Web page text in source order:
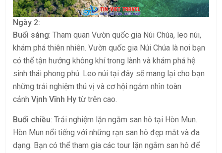
Ngày 2:
Buổi sáng: Tham quan Vườn quốc gia Núi Chúa, leo núi,
khám phá thiên nhiên. Vườn quốc gia Núi Chúa là nơi bạn
có thể tận hưởng không khí trong lành và khám phá hệ
sinh thái phong phú. Leo núi tại đây sẽ mang lại cho bạn
những trải nghiệm thú vị và cơ hội ngắm nhìn toàn
cảnh Vịnh Vĩnh Hy từ trên cao.
Buổi chiều: Trải nghiệm lặn ngắm san hô tại Hòn Mun.
Hòn Mun nổi tiếng với những rạn san hô đẹp mắt và đa
dạng. Bạn có thể tham gia các tour lặn ngắm san hô để